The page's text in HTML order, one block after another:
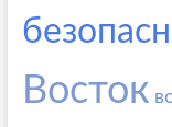
Восток